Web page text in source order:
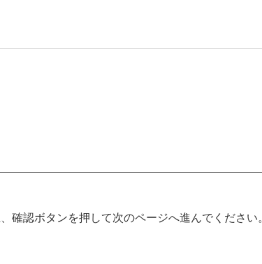
認ボタンを押して次のページへ進んでください。